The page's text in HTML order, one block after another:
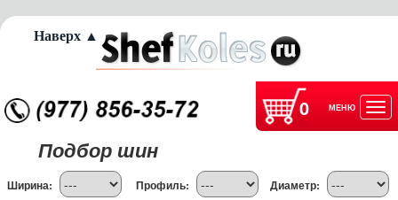
0 МЕНЮ
Подбор шин
Ширина: Профиль: Диаметр:
Наверх ▲